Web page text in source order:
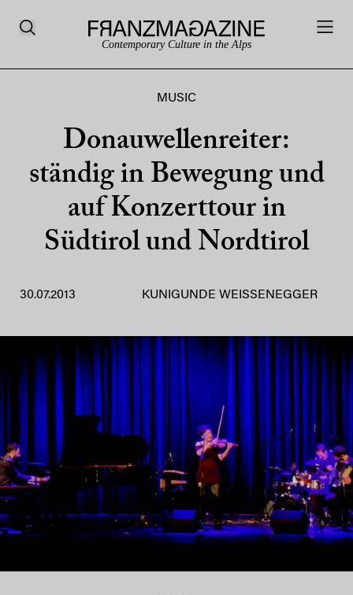
Contemporary Culture in the Alps
MUSIC
Donauwellenreiter:
ständig in Bewegung und
auf Konzerttour in
Südtirol und Nordtirol
30.07.2013 KUNIGUNDE WEISSENEGGER